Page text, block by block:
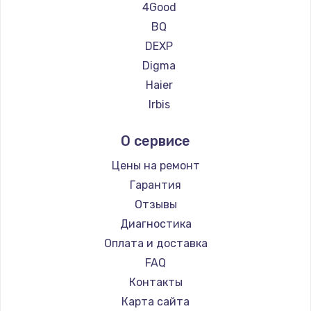
Ремонт платы усилителя
1200 руб.
Заказать
Ремонт платы блока питания
Заказать
Тюнинг динамиков
4900 руб.
Заказать
Ремонт криптомодуля
1100 руб.
Заказать
Ремонт планшетов Teclast
Ремонт планшетов CHUWI
4Good
BQ
DEXP
Digma
Haier
Irbis
Microsoft
BlackView
Amazon
Aquarius
Philips
Dell
HP
Getac
ZTE
О сервисе
Цены на ремонт
Гарантия
Отзывы
Диагностика
Оплата и доставка
FAQ
Контакты
Карта сайта